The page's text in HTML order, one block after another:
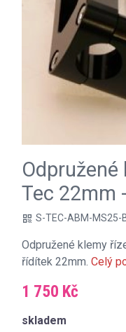
Tec 22mm
qr_code S-TEC-ABM-MS25-
Odpružené klemy
řídítek 22mm. Celý
1 750 Kč
skladem